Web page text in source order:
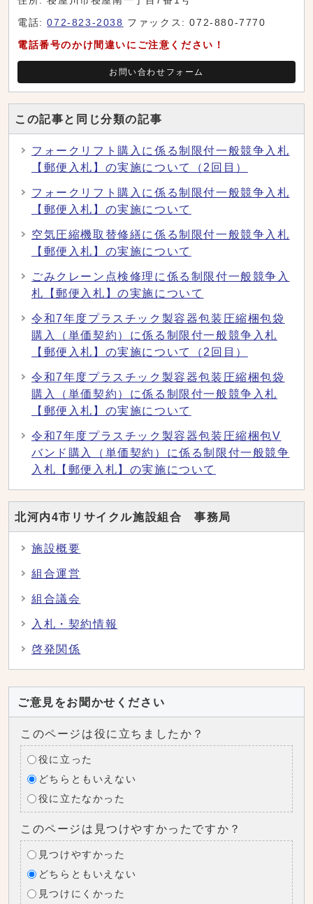
電話:072-823-2038 ファックス: 072-880-7770
電話番号のかけ間違いにご注意ください！
お問い合わせフォーム
この記事と同じ分類の記事
フォークリフト購入に係る制限付一般競争入札
【郵便入札】の実施について（2回目）
フォークリフト購入に係る制限付一般競争入札
【郵便入札】の実施について
空気圧縮機取替修繕に係る制限付一般競争入札
【郵便入札】の実施について
ごみクレーン点検修理に係る制限付一般競争入
札【郵便入札】の実施について
令和7年度プラスチック製容器包装圧縮梱包袋
購入（単価契約）に係る制限付一般競争入札
【郵便入札】の実施について（2回目）
令和7年度プラスチック製容器包装圧縮梱包袋
購入（単価契約）に係る制限付一般競争入札
【郵便入札】の実施について
令和7年度プラスチック製容器包装圧縮梱包V
バンド購入（単価契約）に係る制限付一般競争
入札【郵便入札】の実施について
北河内4市リサイクル施設組合 事務局
施設概要
組合運営
組合議会
入札・契約情報
啓発関係
ご意見をお聞かせください
このページは役に立ちましたか？
役に立った
どちらともいえない
役に立たなかった
このページは見つけやすかったですか？
見つけやすかった
どちらともいえない
見つけにくかった